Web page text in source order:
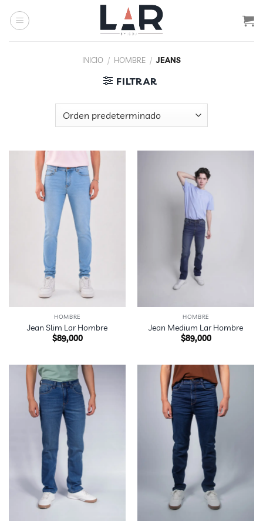
INICIO / HOMBRE / JEANS
FILTRAR
HOMBRE
Jean Slim Lar Hombre
$89,000
HOMBRE
Jean Medium Lar Hombre
$89,000